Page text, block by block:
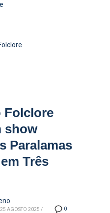
Folclore
show
Paralamas
Três
0
AGOSTO 2025 /